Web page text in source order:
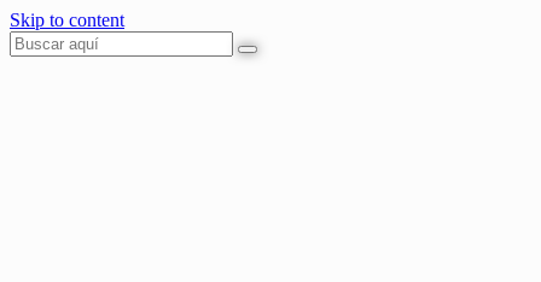
Skip to content